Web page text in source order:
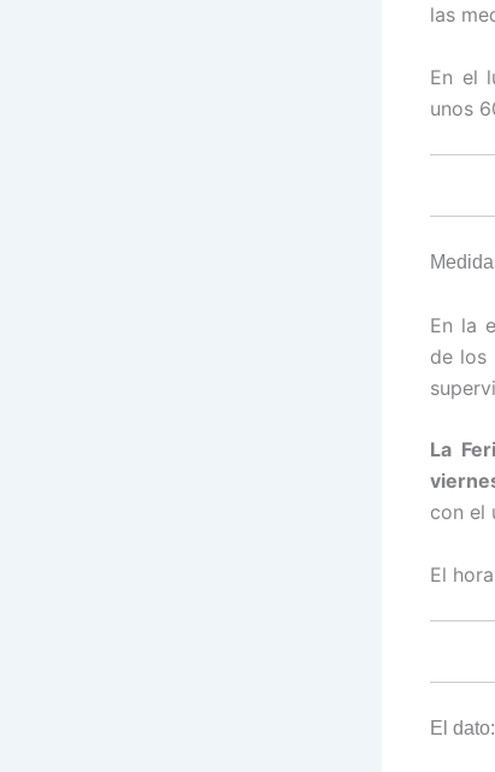
las
En el
unos
En la
de los
La
con el
El
El dato: